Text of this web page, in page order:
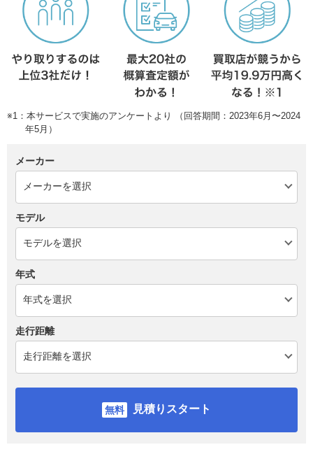
※1：本サービスで実施のアンケートより （回答期間：2023年6月〜2024
年5月）
メーカー
モデル
年式
走行距離
見積りスタート